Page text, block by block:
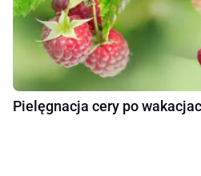
Pielęgnacja cery po